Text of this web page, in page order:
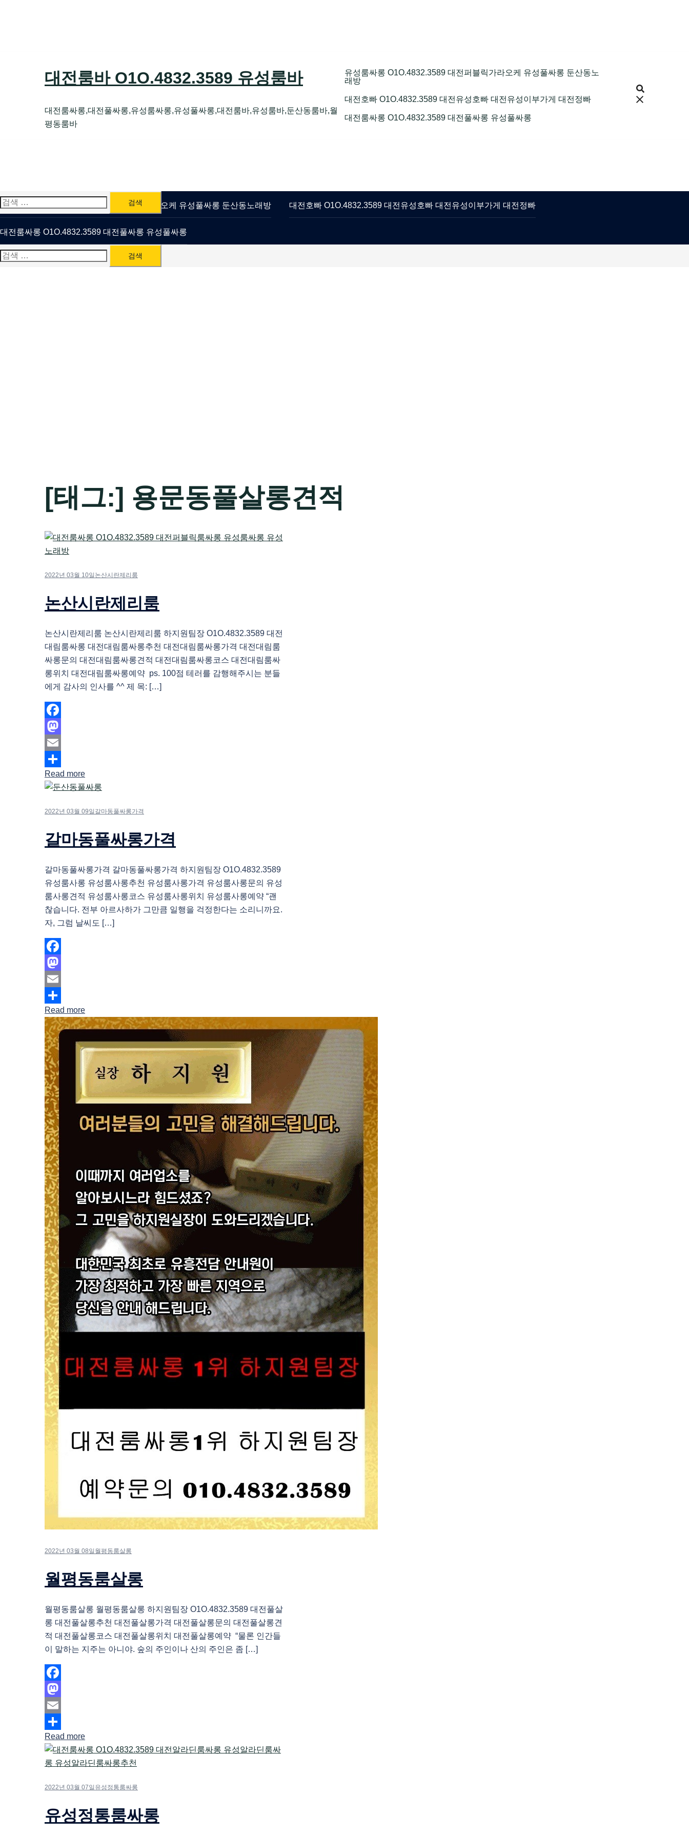
대전룸바 O1O.4832.3589 유성룸바
대전룸싸롱,대전풀싸롱,유성룸싸롱,유성풀싸롱,대전룸바,유성룸바,둔산동룸바,월
평동룸바
유성룸싸롱 O1O.4832.3589 대전퍼블릭가라오케 유성풀싸롱 둔산동노
래방
대전호빠 O1O.4832.3589 대전유성호빠 대전유성이부가게 대전정빠
대전룸싸롱 O1O.4832.3589 대전풀싸롱 유성풀싸롱
검
색:
유성룸싸롱 O1O.4832.3589 대전퍼블릭가라오케 유성풀싸롱 둔산동노래방 대전호빠 O1O.4832.3589 대전유성호빠 대전유성이부가게 대전정빠
대전룸싸롱 O1O.4832.3589 대전풀싸롱 유성풀싸롱
검
[태그:] 용문동풀살롱견적
2022년 03월 10일 논산시란제리룸
논산시란제리룸
논산시란제리룸 논산시란제리룸 하지원팀장 O1O.4832.3589 대전
대림룸싸롱 대전대림룸싸롱추천 대전대림룸싸롱가격 대전대림룸
싸롱문의 대전대림룸싸롱견적 대전대림룸싸롱코스 대전대림룸싸
롱위치 대전대림룸싸롱예약 ps. 100점 테러를 감행해주시는 분들
에게 감사의 인사를 ^^ 제 목: […]
Facebook
Mastodon
Email
Share
Read more
2022년 03월 09일 갈마동풀싸롱가격
갈마동풀싸롱가격
갈마동풀싸롱가격 갈마동풀싸롱가격 하지원팀장 O1O.4832.3589
유성룸사롱 유성룸사롱추천 유성룸사롱가격 유성룸사롱문의 유성
룸사롱견적 유성룸사롱코스 유성룸사롱위치 유성룸사롱예약 “괜
찮습니다. 전부 아르사하가 그만큼 일행을 걱정한다는 소리니까요.
자, 그럼 날씨도 […]
Facebook
Mastodon
Email
Share
Read more
2022년 03월 08일 월평동룸살롱
월평동룸살롱
월평동룸살롱 월평동룸살롱 하지원팀장 O1O.4832.3589 대전풀살
롱 대전풀살롱추천 대전풀살롱가격 대전풀살롱문의 대전풀살롱견
적 대전풀살롱코스 대전풀살롱위치 대전풀살롱예약 “물론 인간들
이 말하는 지주는 아니야. 숲의 주인이나 산의 주인은 좀 […]
Facebook
Mastodon
Email
Share
Read more
2022년 03월 07일 유성정통룸싸롱
유성정통룸싸롱